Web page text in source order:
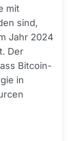
mit
sind,
Jahr 2024
Der
Bitcoin-
in